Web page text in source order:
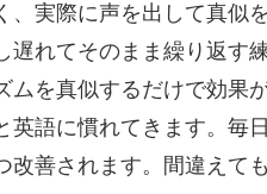
、実際に声を出して真似
遅れてそのまま繰り返す
ムを真似するだけで効果
英語に慣れてきます。毎
改善されます。間違えて